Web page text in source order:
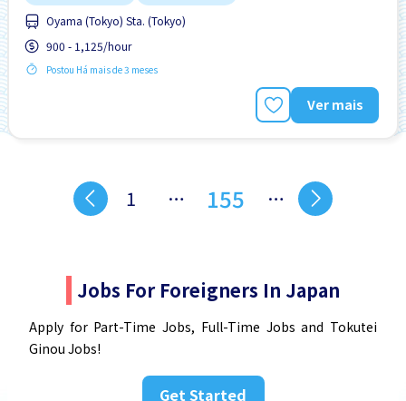
Oyama (Tokyo) Sta. (Tokyo)
900 - 1,125/hour
Postou Há mais de 3 meses
Ver mais
1 … 155 …
Jobs For Foreigners In Japan
Apply for Part-Time Jobs, Full-Time Jobs and Tokutei
Ginou Jobs!
Get Started